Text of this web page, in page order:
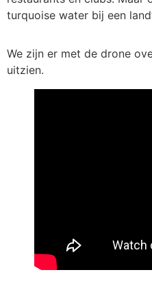
turquoise water bij een
We zijn er met de drone
uitzien.